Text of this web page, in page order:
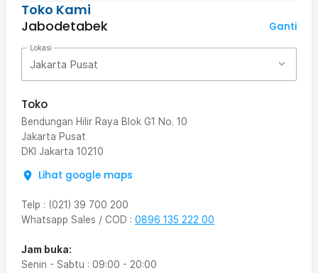
Toko Kami
Jabodetabek
Ganti
Lokasi
Jakarta Pusat
Toko
Bendungan Hilir Raya Blok G1 No. 10
Jakarta Pusat
DKI Jakarta 10210
Lihat google maps
Telp : (021) 39 700 200
Whatsapp Sales / COD : 0896 135 222 00
Jam buka:
Senin - Sabtu : 09:00 - 20:00